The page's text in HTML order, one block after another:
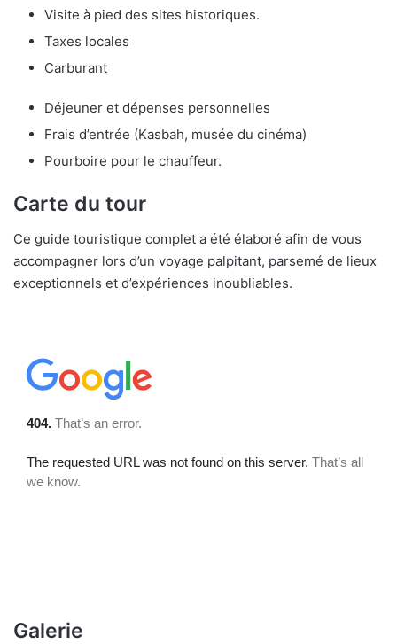
Visite à pied des sites historiques.
Taxes locales
Carburant
Déjeuner et dépenses personnelles
Frais d’entrée (Kasbah, musée du cinéma)
Pourboire pour le chauffeur.
Carte du tour
Ce guide touristique complet a été élaboré afin de vous
accompagner lors d’un voyage palpitant, parsemé de lieux
exceptionnels et d’expériences inoubliables.
Galerie